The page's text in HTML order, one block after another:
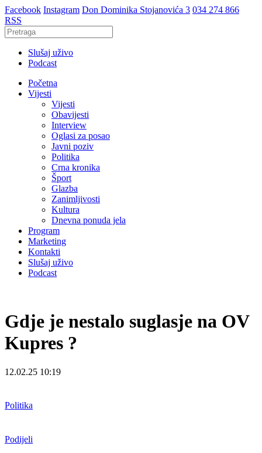
Facebook Instagram Don Dominika Stojanovića 3 034 274 866
RSS
Slušaj uživo
Podcast
Početna
Vijesti
Vijesti
Obavijesti
Interview
Oglasi za posao
Javni poziv
Politika
Crna kronika
Šport
Glazba
Zanimljivosti
Kultura
Dnevna ponuda jela
Program
Marketing
Kontakti
Slušaj uživo
Podcast
Gdje je nestalo suglasje na OV
Kupres ?
12.02.25 10:19
Politika
Podijeli